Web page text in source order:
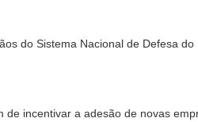
do Sistema Nacional de Defesa do
incentivar a adesão de novas